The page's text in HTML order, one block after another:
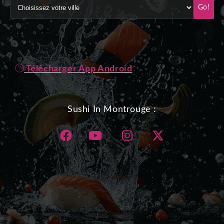
Go!
Télécharger App Android
Sushi In Montrouge :